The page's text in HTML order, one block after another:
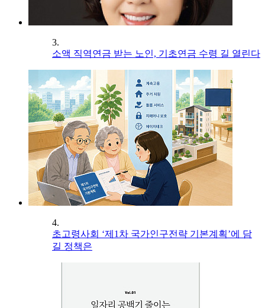
3.
소액 직역연금 받는 노인, 기초연금 수령 길 열린다
4.
초고령사회 ‘제1차 국가인구전략 기본계획’에 담
길 정책은